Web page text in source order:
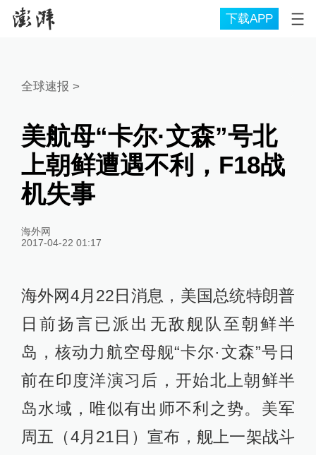
下载APP
全球速报 >
美航母“卡尔·文森”号北
上朝鲜遭遇不利，F18战
机失事
海外网
2017-04-22 01:17
海外网4月22日消息，美国总统特朗普
日前扬言已派出无敌舰队至朝鲜半
岛，核动力航空母舰“卡尔·文森”号日
前在印度洋演习后，开始北上朝鲜半
岛水域，唯似有出师不利之势。美军
周五（4月21日）宣布，舰上一架战斗